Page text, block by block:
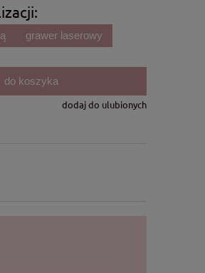
grawer laserowy
do koszyka
dodaj do ulubionych